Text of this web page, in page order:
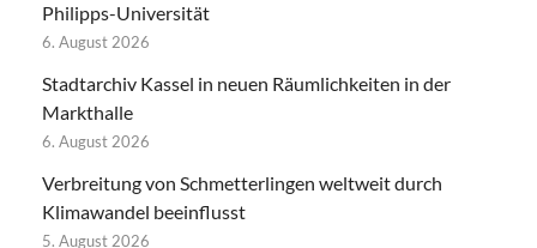
Philipps-Universität
6. August 2026
Stadtarchiv Kassel in neuen Räumlichkeiten in der
Markthalle
6. August 2026
Verbreitung von Schmetterlingen weltweit durch
Klimawandel beeinflusst
5. August 2026